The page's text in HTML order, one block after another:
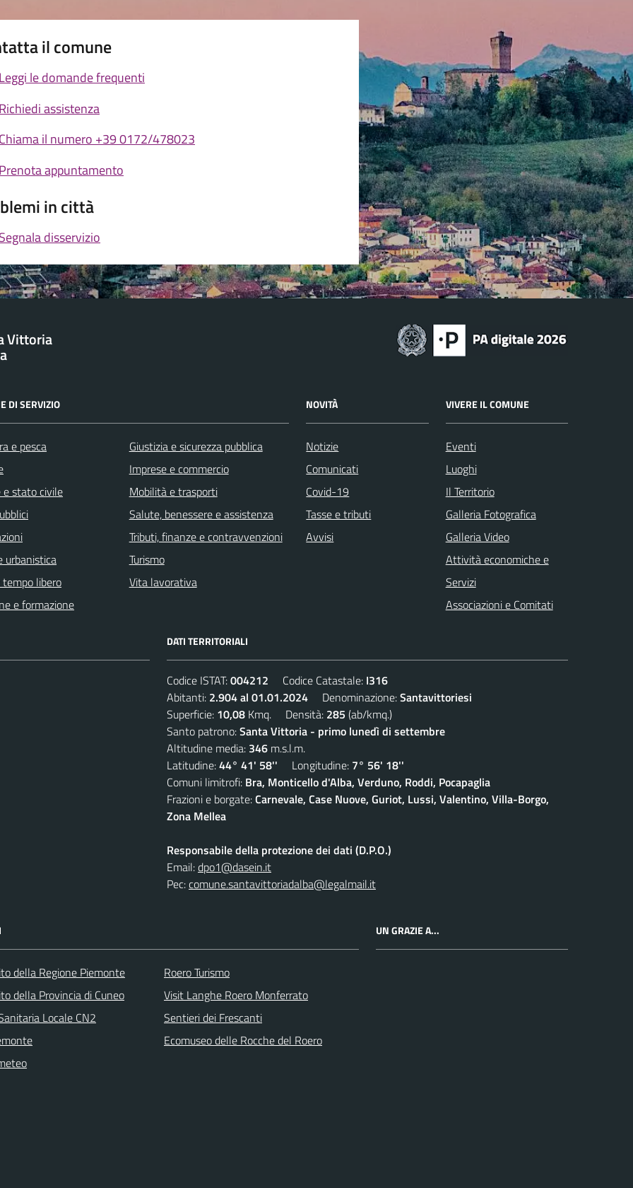
il comune
Leggi le domande frequenti
Richiedi assistenza
Chiama il numero +39 0172/478023
Prenota appuntamento
in città
Segnala disservizio
Vittoria
DI SERVIZIO
e pesca
e stato civile
urbanistica
libero
e formazione
Giustizia e sicurezza pubblica
Imprese e commercio
Mobilità e trasporti
Salute, benessere e assistenza
Tributi, finanze e contravvenzioni
Turismo
Vita lavorativa
NOVITÀ
Notizie
Comunicati
Covid-19
Tasse e tributi
Avvisi
VIVERE IL COMUNE
Eventi
Luoghi
Il Territorio
Galleria Fotografica
Galleria Video
Attività economiche e
Servizi
Associazioni e Comitati
DATI TERRITORIALI
Codice ISTAT:004212 Codice Catastale: I316
Abitanti: 2.904 al 01.01.2024 Denominazione:Santavittoriesi
Superficie: 10,08 Kmq. Densità: 285 (ab/kmq.)
Santo patrono:Santa Vittoria - primo lunedì di settembre
Altitudine media: 346 m.s.l.m.
Latitudine:44° 41' 58'' Longitudine: 7° 56' 18''
Comuni limitrofi: Bra, Monticello d'Alba, Verduno, Roddi, Pocapaglia
Frazioni e borgate:Carnevale, Case Nuove, Guriot, Lussi, Valentino, Villa-Borgo,
Zona Mellea
Responsabile della protezione dei dati (D.P.O.)
Email:dpo1@dasein.it
Pec:comune.santavittoriadalba@legalmail.it
della Regione Piemonte
della Provincia di Cuneo
Locale CN2
Roero Turismo
Visit Langhe Roero Monferrato
Sentieri dei Frescanti
Ecomuseo delle Rocche del Roero
UN GRAZIE A...